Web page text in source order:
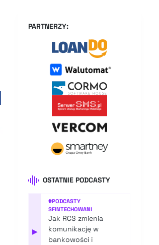
PARTNERZY:
OSTATNIE PODCASTY
▶
#PODCASTY
SFINTECHOWANI
Jak RCS zmienia
komunikację w
bankowości i